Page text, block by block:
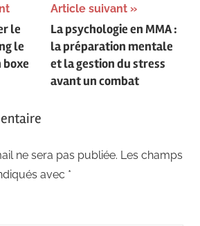
le
le
Article suivant
La psychologie en MMA :
la préparation mentale
et la gestion du stress
avant un combat
ne sera pas publiée. Les champs
avec *